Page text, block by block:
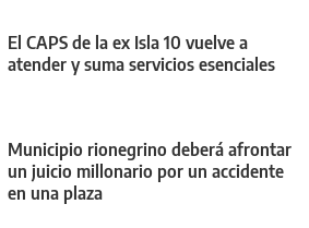
El CAPS de la ex Isla 10 vuelve a
atender y suma servicios esenciales
Municipio rionegrino deberá afrontar
un juicio millonario por un accidente
en una plaza